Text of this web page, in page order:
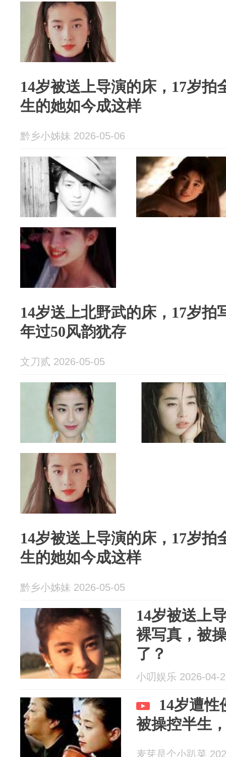
14岁被送上导演的床，17岁拍
生的她如今成这样
黔乡小姊妹 2026-05-06
14岁送上北野武的床，17岁拍
年过50风韵犹存
文刀贰 2026-05-05
14岁被送上导演的床，17岁拍
生的她如今成这样
黔乡小姊妹 2026-05-05
14岁被送上
裸写真，被
了？
小叨娱乐 2026-04-
14岁遭性
被操控半生
麦芽是个小趴菜